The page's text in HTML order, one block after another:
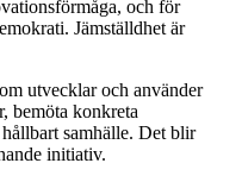
och för
Jämställdhet är
utvecklar och använder
bemöta konkreta
samhälle. Det blir
initiativ.